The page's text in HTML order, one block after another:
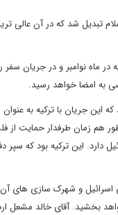
تبدیل شد که در آن عالی
ماه نوامبر و در جریان
به امضا خواهد رسید.
این جریان با ترکیه به
زمان طرفدار حمایت از
دارد. این ترکیه بود که سپر
اسرائیل و شهرک سازی های
بخشید. آقای خالد مشعل